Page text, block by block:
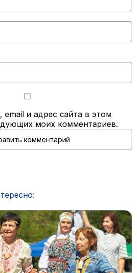
и адрес сайта в этом
моих комментариев.